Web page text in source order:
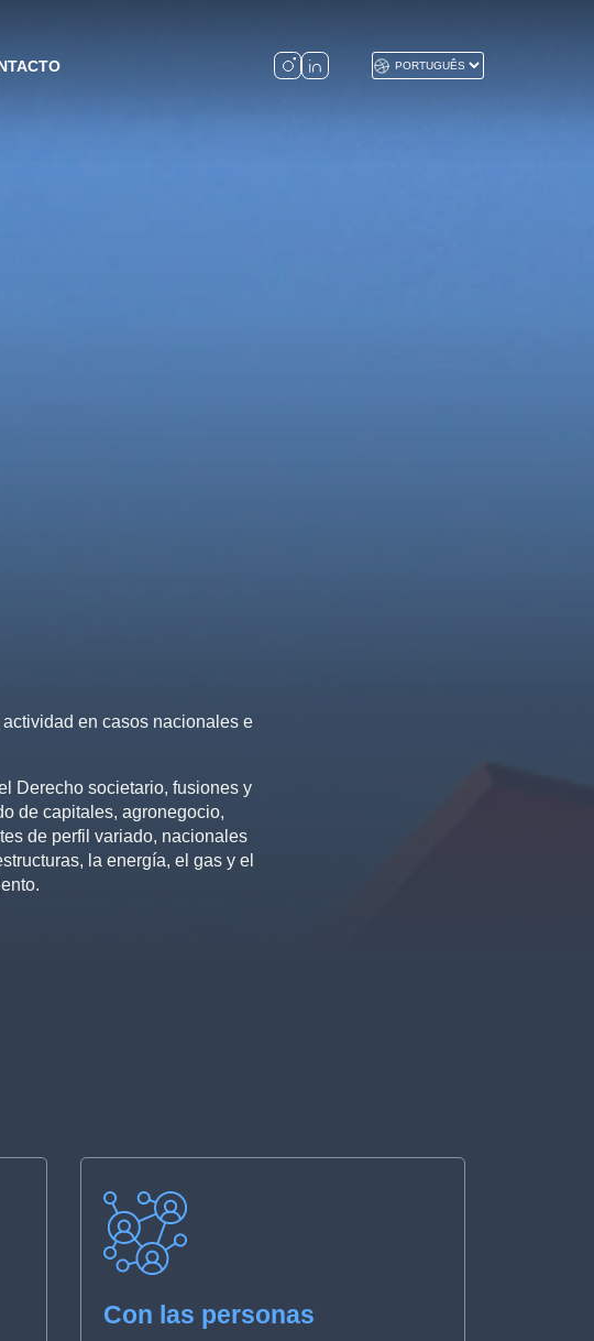
en casos nacionales e
Derecho societario, fusiones y
de capitales, agronegocio,
de perfil variado, nacionales
la energía, el gas y el
Con las personas